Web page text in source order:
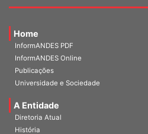
Home
InformANDES PDF
InformANDES Online
Publicações
A Entidade
Diretoria Atual